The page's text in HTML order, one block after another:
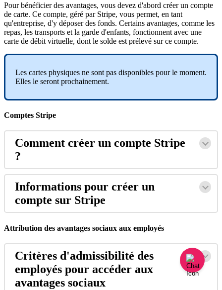
Pour bénéficier des avantages, vous devez d'abord créer un compte
de carte. Ce compte, géré par Stripe, vous permet, en tant
qu'entreprise, d'y déposer des fonds. Certains avantages, comme les
repas, les transports et la garde d'enfants, fonctionnent avec une
carte de débit virtuelle, dont le solde est prélevé sur ce compte.
Les cartes physiques ne sont pas disponibles pour le moment.
Elles le seront prochainement.
Comptes Stripe
Comment créer un compte Stripe
?
Informations pour créer un
compte sur Stripe
Attribution des avantages sociaux aux employés
Critères d'admissibilité des
employés pour accéder aux
avantages sociaux